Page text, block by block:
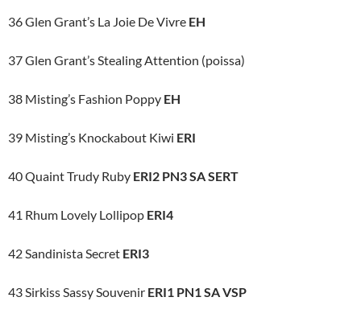
36 Glen Grant’s La Joie De Vivre EH
37 Glen Grant’s Stealing Attention (poissa)
38 Misting’s Fashion Poppy EH
39 Misting’s Knockabout Kiwi ERI
40 Quaint Trudy Ruby ERI2 PN3 SA SERT
41 Rhum Lovely Lollipop ERI4
42 Sandinista Secret ERI3
43 Sirkiss Sassy Souvenir ERI1 PN1 SA VSP